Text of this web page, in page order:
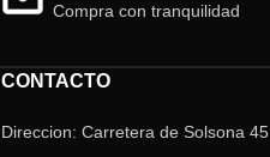
Compra con tranquilidad
CONTACTO
Direccion: Carretera de Solsona 45